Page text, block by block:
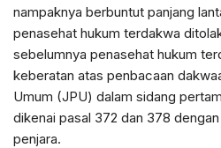
nampaknya berbuntut panjang
penasehat hukum terdakwa
sebelumnya penasehat hukum
keberatan atas penbacaan
Umum (JPU) dalam sidang
dikenai pasal 372 dan 378
penjara.